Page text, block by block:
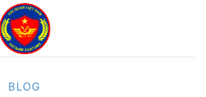
BLOG